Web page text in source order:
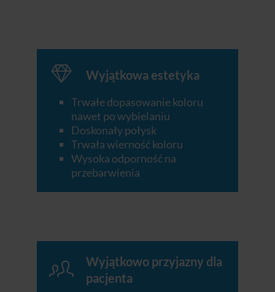
Wyjątkowa estetyka
Trwałe dopasowanie koloru
nawet po wybielaniu
Doskonały połysk
Trwała wierność koloru
Wysoka odporność na
przebarwienia
Wyjątkowo przyjazny dla
pacjenta